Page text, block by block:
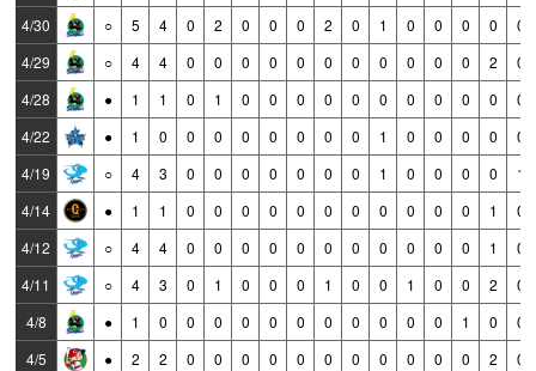
4/30
○ 5 4 0 2 0 0 0 2 0 1 0 0 0 0
0
4/29
○ 4 4 0 0 0 0 0 0 0 0 0 0 0 2
0
4/28
● 1 1 0 1 0 0 0 0 0 0 0 0 0 0
0
4/22
● 1 0 0 0 0 0 0 0 0 1 0 0 0 0
0
4/19
○ 4 3 0 0 0 0 0 0 0 1 0 0 0 0
1
4/14
● 1 1 0 0 0 0 0 0 0 0 0 0 0 1
0
4/12
○ 4 4 0 0 0 0 0 0 0 0 0 0 0 1
0
4/11
○ 4 3 0 1 0 0 0 1 0 0 1 0 0 2
0
4/8
● 1 0 0 0 0 0 0 0 0 0 0 0 1 0
0
4/5
● 2 2 0 0 0 0 0 0 0 0 0 0 0 2
0